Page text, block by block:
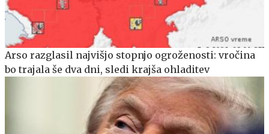
Arso razglasil najvišjo stopnjo ogroženosti: vročina
bo trajala še dva dni, sledi krajša ohladitev